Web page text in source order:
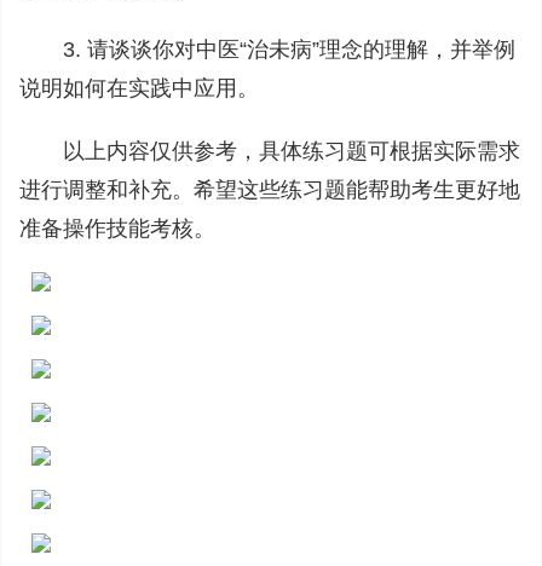
3. 请谈谈你对中医“治未病”理念的理解，并举例
说明如何在实践中应用。
以上内容仅供参考，具体练习题可根据实际需求
进行调整和补充。希望这些练习题能帮助考生更好地
准备操作技能考核。